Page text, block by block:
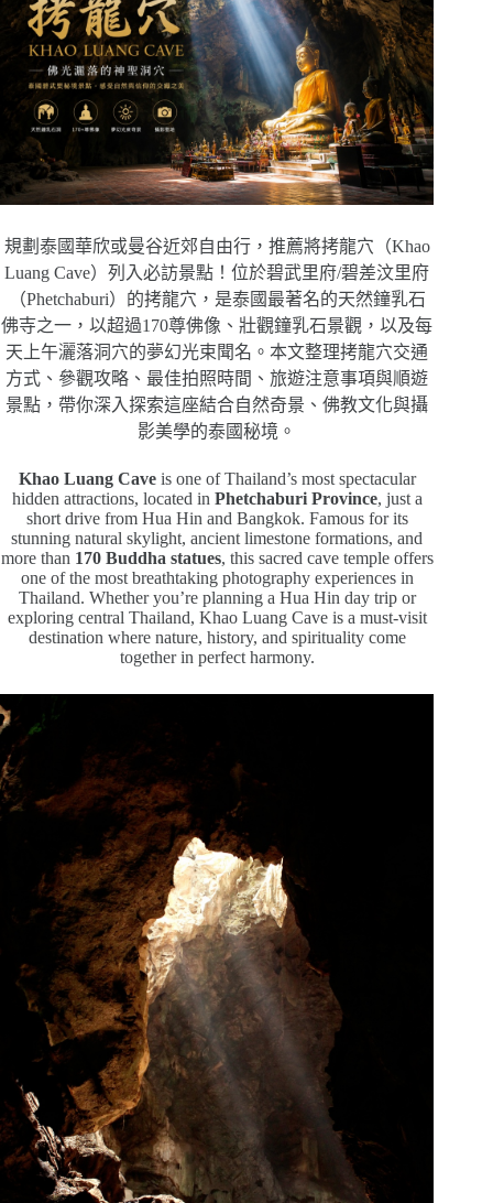
規劃泰國華欣或曼谷近郊自由行，推薦將拷龍穴（Khao
Luang Cave）列入必訪景點！位於碧武里府/碧差汶里府
（Phetchaburi）的拷龍穴，是泰國最著名的天然鐘乳石
佛寺之一，以超過170尊佛像、壯觀鐘乳石景觀，以及每
天上午灑落洞穴的夢幻光束聞名。本文整理拷龍穴交通
方式、參觀攻略、最佳拍照時間、旅遊注意事項與順遊
景點，帶你深入探索這座結合自然奇景、佛教文化與攝
影美學的泰國秘境。
Khao Luang Caveis one of Thailand’s most spectacular
hidden attractions, located in Phetchaburi Province, just a
short drive from Hua Hin and Bangkok. Famous for its
stunning natural skylight, ancient limestone formations, and
more than 170 Buddha statues, this sacred cave temple offers
one of the most breathtaking photography experiences in
Thailand. Whether you’re planning a Hua Hin day trip or
exploring central Thailand, Khao Luang Cave is a must-visit
destination where nature, history, and spirituality come
together in perfect harmony.